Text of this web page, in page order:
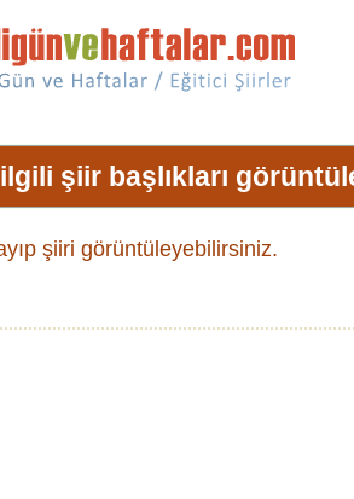
şiir başlıkları
şiiri görüntüleyebilirsiniz.